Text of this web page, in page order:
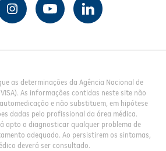
as determinações da Agência Nacional de
As informações contidas neste site não
e não substituem, em hipótese
dadas pelo profissional da área médica.
apto a diagnosticar qualquer problema de
adequado. Ao persistirem os sintomas,
deverá ser consultado.